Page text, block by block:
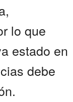
lo que
estado en
debe